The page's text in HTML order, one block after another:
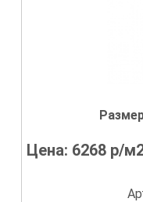
Цена: 6268 р/